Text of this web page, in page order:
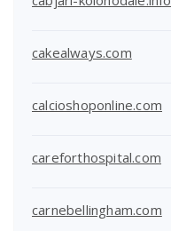
cakealways.com
calcioshoponline.com
careforthospital.com
carnebellingham.com